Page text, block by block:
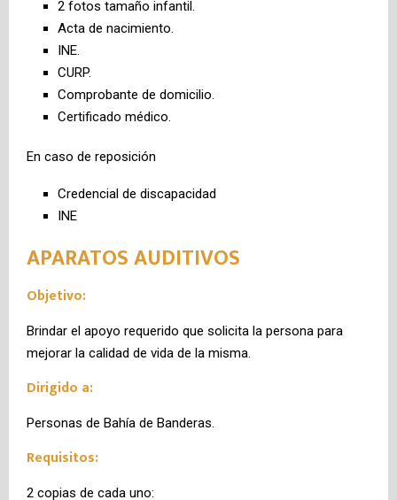
2 fotos tamaño infantil.
Acta de nacimiento.
INE.
CURP.
Comprobante de domicilio.
Certificado médico.
En caso de reposición
Credencial de discapacidad
INE
APARATOS AUDITIVOS
Objetivo:
Brindar el apoyo requerido que solicita la persona para
mejorar la calidad de vida de la misma.
Dirigido a:
Personas de Bahía de Banderas.
Requisitos:
2 copias de cada uno: